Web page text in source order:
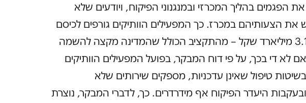
הפגמים בהליך המכרזי ובמנגנוני הפיקוח, ויודעים שלא
את הצעותיהם במכרז. כך המפעילים הוותיקים גורפים לכיסם
89 אחוז – 3.1 מיליארד שקל – מהתקציב הכולל שהמדינה מקצה להשמה
לא די בכך, על פי דוח המבקר, בפועל המפעילים הוותיקים
טיפול שאינן עדכניות, מספקים שירותים שלא
היעדר הפיקוח אף מידרדרים. כך, לדברי המבקר, נוצרת